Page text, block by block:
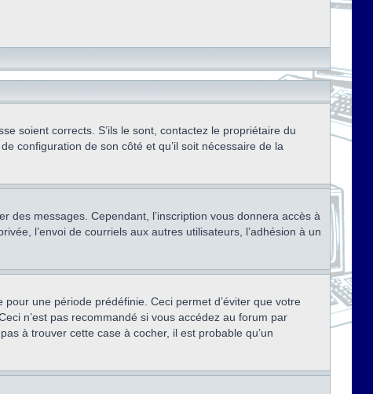
soient corrects. S’ils le sont, contactez le propriétaire du
configuration de son côté et qu’il soit nécessaire de la
des messages. Cependant, l’inscription vous donnera accès à
l’envoi de courriels aux autres utilisateurs, l’adhésion à un
une période prédéfinie. Ceci permet d’éviter que votre
n’est pas recommandé si vous accédez au forum par
à trouver cette case à cocher, il est probable qu’un